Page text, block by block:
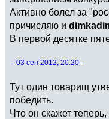
Активно болел за
причисляю и
В первой десятке
-- 03 сен 2012, 20:20 --
Тут один товарищ
победить.
Что он скажет